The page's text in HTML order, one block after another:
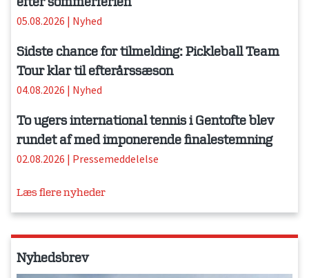
05.08.2026 | Nyhed
Sidste chance for tilmelding: Pickleball Team
Tour klar til efterårssæson
04.08.2026 | Nyhed
To ugers international tennis i Gentofte blev
rundet af med imponerende finalestemning
02.08.2026 | Pressemeddelelse
Læs flere nyheder
Nyhedsbrev